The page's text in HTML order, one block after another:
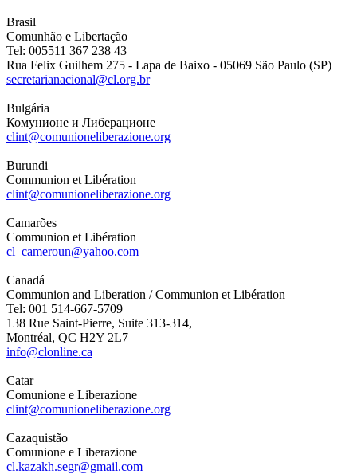
Brasil
Comunhão e Libertação
Tel: 005511 367 238 43
Rua Felix Guilhem 275 - Lapa de Baixo - 05069 São Paulo (SP)
secretarianacional@cl.org.br
Bulgária
Комунионе и Либерационе
clint@comunioneliberazione.org
Burundi
Communion et Libération
clint@comunioneliberazione.org
Camarões
Communion et Libération
cl_cameroun@yahoo.com
Canadá
Communion and Liberation / Communion et Libération
Tel: 001 514-667-5709
138 Rue Saint-Pierre, Suite 313-314,
Montréal, QC H2Y 2L7
info@clonline.ca
Catar
Comunione e Liberazione
clint@comunioneliberazione.org
Cazaquistão
Comunione e Liberazione
cl.kazakh.segr@gmail.com